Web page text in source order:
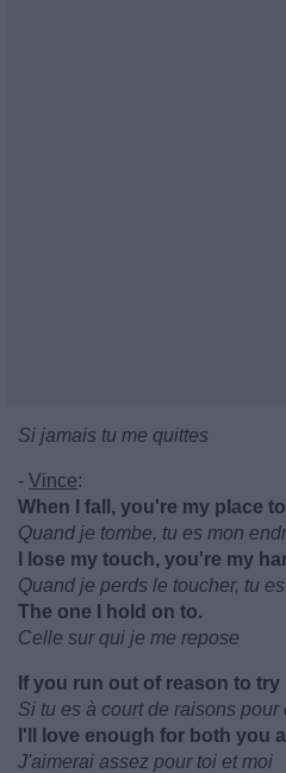
Si jamais tu me quittes
- Vince:
When I fall, you're my place
Quand je tombe, tu es mon
I lose my touch, you're my
Quand je perds le toucher, tu
The one I hold on to.
Celle sur qui je me repose
If you run out of reason to try
Si tu es à court de raisons pour
I'll love enough for both you
J'aimerai assez pour toi et moi